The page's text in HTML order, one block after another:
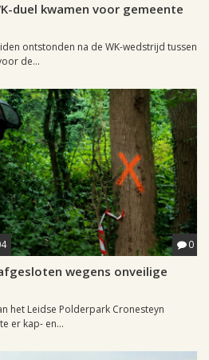
duel kwamen voor gemeente
ontstonden na de WK-wedstrijd tussen
de...
0
wegens onveilige
het Leidse Polderpark Cronesteyn
er kap- en...